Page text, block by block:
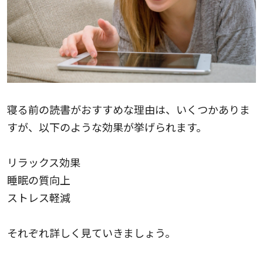
寝る前の読書がおすすめな理由は、いくつかありま
すが、以下のような効果が挙げられます。
リラックス効果
睡眠の質向上
ストレス軽減
それぞれ詳しく見ていきましょう。